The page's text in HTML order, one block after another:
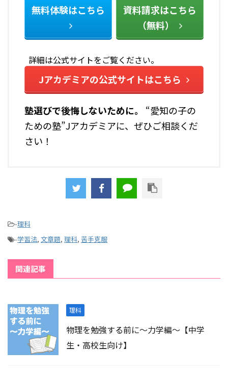
無料体験はこちら
資料請求はこちら
（無料）
詳細は公式サイトをご覧ください。
Jアカデミアの公式サイトはこちら
塾選びで後悔しないために――。
“愛知の子の
ための塾”Jアカデミアに、ぜひご相談くだ
さい！
-理科
-学習法, 文章題, 理科, 苦手克服
関連記事
理科
物理を勉強する前に～力学編～【中学
生・高校生向け】